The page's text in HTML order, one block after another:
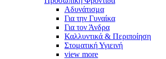
Αδυνάτισμα
Για την Γυναίκα
Για τον Άνδρα
Καλλυντικά & Περιποίηση
Στοματική Υγιεινή
view more